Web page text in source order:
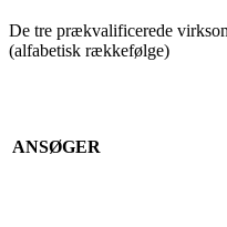
De tre prækvalificerede
(alfabetisk rækkefølge)
ANSØGER